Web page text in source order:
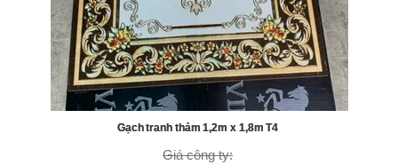
Gạch tranh thảm 1,2m x 1,8m T4
Giá công ty: